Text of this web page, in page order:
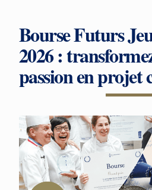
Bourse Futurs
2026 :
passion en projet